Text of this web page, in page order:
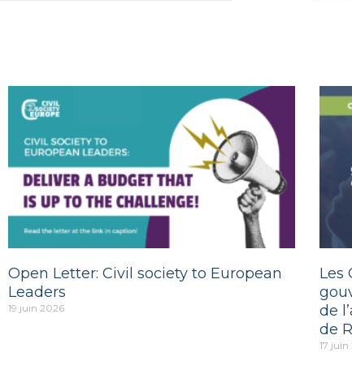
Open Letter: Civil society to European
Leaders
19 juin 2026
Les
de
de
17